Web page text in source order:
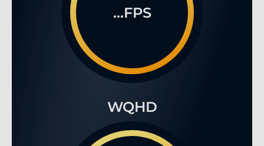
...FPS
WQHD